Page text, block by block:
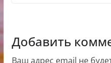
Добавить
Ваш адрес email не